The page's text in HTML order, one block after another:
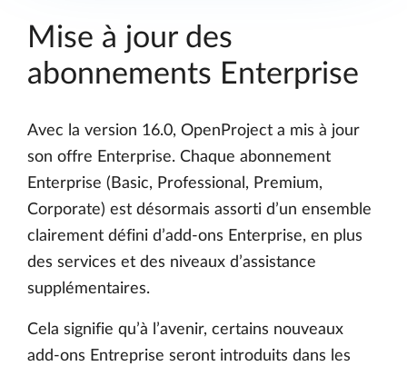
Mise à jour des
abonnements Enterprise
Avec la version 16.0, OpenProject a mis à jour
son offre Enterprise. Chaque abonnement
Enterprise (Basic, Professional, Premium,
Corporate) est désormais assorti d’un ensemble
clairement défini d’add-ons Enterprise, en plus
des services et des niveaux d’assistance
supplémentaires.
Cela signifie qu’à l’avenir, certains nouveaux
add-ons Entreprise seront introduits dans les